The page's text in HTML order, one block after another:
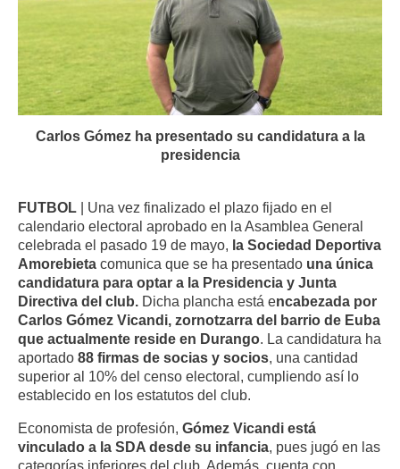
Carlos Gómez ha presentado su candidatura a la
presidencia
FUTBOL | Una vez finalizado el plazo fijado en el
calendario electoral aprobado en la Asamblea General
celebrada el pasado 19 de mayo, la Sociedad Deportiva
Amorebieta comunica que se ha presentado una única
candidatura para optar a la Presidencia y Junta
Directiva del club. Dicha plancha está encabezada por
Carlos Gómez Vicandi, zornotzarra del barrio de Euba
que actualmente reside en Durango. La candidatura ha
aportado 88 firmas de socias y socios, una cantidad
superior al 10% del censo electoral, cumpliendo así lo
establecido en los estatutos del club.
Economista de profesión, Gómez Vicandi está
vinculado a la SDA desde su infancia, pues jugó en las
categorías inferiores del club. Además, cuenta con